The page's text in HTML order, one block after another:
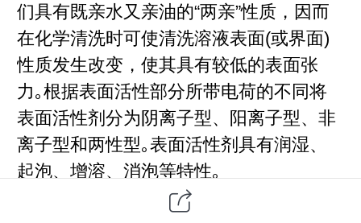
们具有既亲水又亲油的“两亲”性质，因而
在化学清洗时可使清洗溶液表面(或界面)
性质发生改变，使其具有较低的表面张
力｡根据表面活性部分所带电荷的不同将
表面活性剂分为阴离子型、阳离子型、非
离子型和两性型｡表面活性剂具有润湿、
起泡、增溶、消泡等特性｡
2 表面活性剂在金属加工中的应用